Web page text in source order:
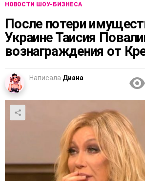
НОВОСТИ ШОУ-БИЗНЕСА
После потери
Украине Таисия
вознаграждения от
Написала Диана